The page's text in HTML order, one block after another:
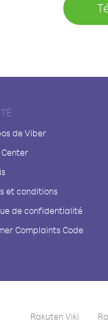
de Viber
et conditions
de confidentialité
Complaints Code
Rakuten Viki